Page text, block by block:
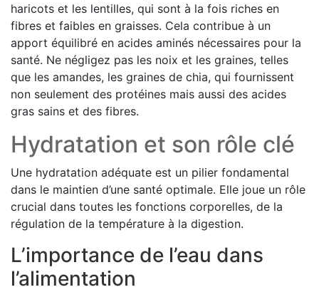
haricots et les lentilles, qui sont à la fois riches en
fibres et faibles en graisses. Cela contribue à un
apport équilibré en acides aminés nécessaires pour la
santé. Ne négligez pas les noix et les graines, telles
que les amandes, les graines de chia, qui fournissent
non seulement des protéines mais aussi des acides
gras sains et des fibres.
Hydratation et son rôle clé
Une hydratation adéquate est un pilier fondamental
dans le maintien d’une santé optimale. Elle joue un rôle
crucial dans toutes les fonctions corporelles, de la
régulation de la température à la digestion.
L’importance de l’eau dans
l’alimentation